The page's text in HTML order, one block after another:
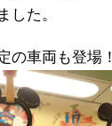
した。
の車両も登場！